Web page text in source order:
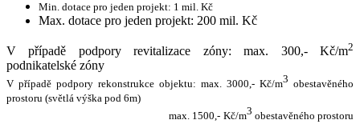
Min. dotace pro jeden projekt: 1 mil. Kč
Max. dotace pro jeden projekt: 200 mil. Kč
V případě podpory revitalizace zóny: max. 300,- Kč/m2
podnikatelské zóny
V případě podpory rekonstrukce objektu: max. 3000,- Kč/m3 obestavěného
prostoru (světlá výška pod 6m)
max. 1500,- Kč/m3 obestavěného prostoru